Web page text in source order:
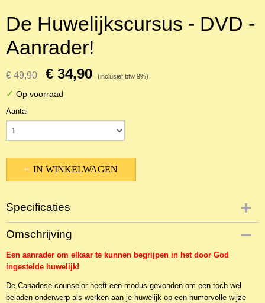
De Huwelijkscursus - DVD -
Aanrader!
€ 49,90 € 34,90 (inclusief btw 9%)
✓ Op voorraad
Aantal
IN WINKELWAGEN
Specificaties
Productcode
NBKHG-20730
Omschrijving
Een aanrader om elkaar te kunnen begrijpen in het door God
ingestelde huwelijk!
De Canadese counselor heeft een modus gevonden om een toch wel
beladen onderwerp als werken aan je huwelijk op een humorvolle wijze